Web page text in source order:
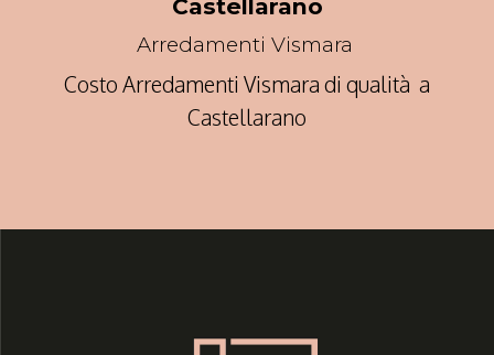
Castellarano
Arredamenti Vismara
Costo Arredamenti Vismara di qualità a
Castellarano